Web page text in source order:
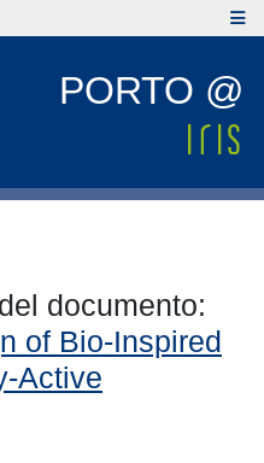
PORTO @
documento:
of Bio-Inspired
Active